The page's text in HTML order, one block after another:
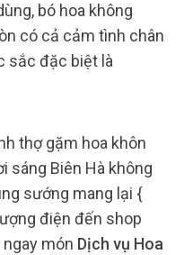
bó hoa không
có cả cảm tình chân
sắc đặc biệt là
thợ gặm hoa khôn
sáng Biên Hà không
sướng mang lại {
điện đến shop
món Dịch vụ Hoa